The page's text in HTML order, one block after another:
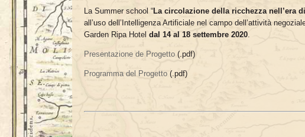
La Summer school “La circolazione della ricchezza nell’era
all’uso dell’Intelligenza Artificiale nel campo dell’attività
Garden Ripa Hotel dal 14 al 18 settembre 2020.
Presentazione de Progetto (.pdf)
Programma del Progetto (.pdf)